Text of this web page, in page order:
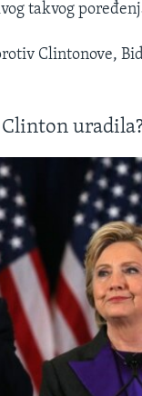
takvog
Clintonove,